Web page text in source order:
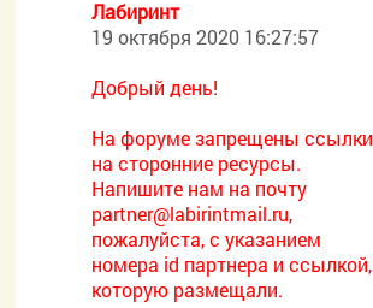
Лабиринт
19 октября 2020 16:27:57
Добрый день!
На форуме запрещены ссылки
на сторонние ресурсы.
Напишите нам на почту
partner@labirintmail.ru,
пожалуйста, с указанием
номера id партнера и ссылкой,
которую размещали.